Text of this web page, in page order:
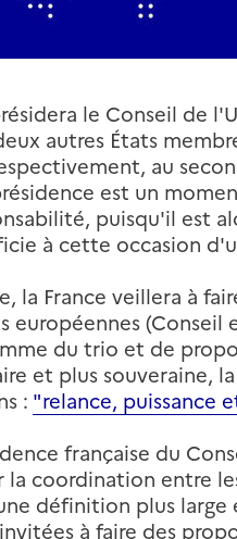
le Conseil de
autres États
au
est un
puisqu'il est
à cette occasion
la France veillera à
européennes (Conseil
du trio et de
et plus souveraine,
: "relance, puissance
française du
la coordination entre
définition plus
à faire des